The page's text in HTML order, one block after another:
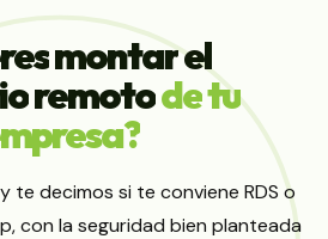
montarel
remotodetu
te decimos si te conviene RDS o
con la seguridad bien planteada